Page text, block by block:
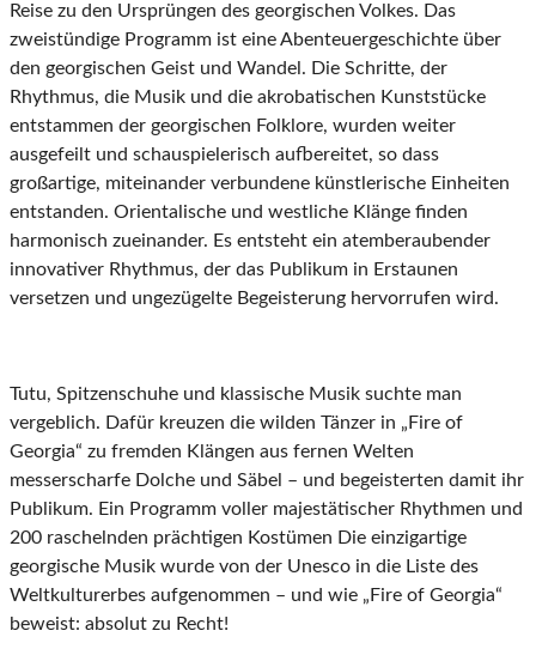
Reise zu den Ursprüngen des georgischen Volkes. Das
zweistündige Programm ist eine Abenteuergeschichte über
den georgischen Geist und Wandel. Die Schritte, der
Rhythmus, die Musik und die akrobatischen Kunststücke
entstammen der georgischen Folklore, wurden weiter
ausgefeilt und schauspielerisch aufbereitet, so dass
großartige, miteinander verbundene künstlerische Einheiten
entstanden. Orientalische und westliche Klänge finden
harmonisch zueinander. Es entsteht ein atemberaubender
innovativer Rhythmus, der das Publikum in Erstaunen
versetzen und ungezügelte Begeisterung hervorrufen wird.
Tutu, Spitzenschuhe und klassische Musik suchte man
vergeblich. Dafür kreuzen die wilden Tänzer in „Fire of
Georgia“ zu fremden Klängen aus fernen Welten
messerscharfe Dolche und Säbel – und begeisterten damit ihr
Publikum. Ein Programm voller majestätischer Rhythmen und
200 raschelnden prächtigen Kostümen Die einzigartige
georgische Musik wurde von der Unesco in die Liste des
Weltkulturerbes aufgenommen – und wie „Fire of Georgia“
beweist: absolut zu Recht!